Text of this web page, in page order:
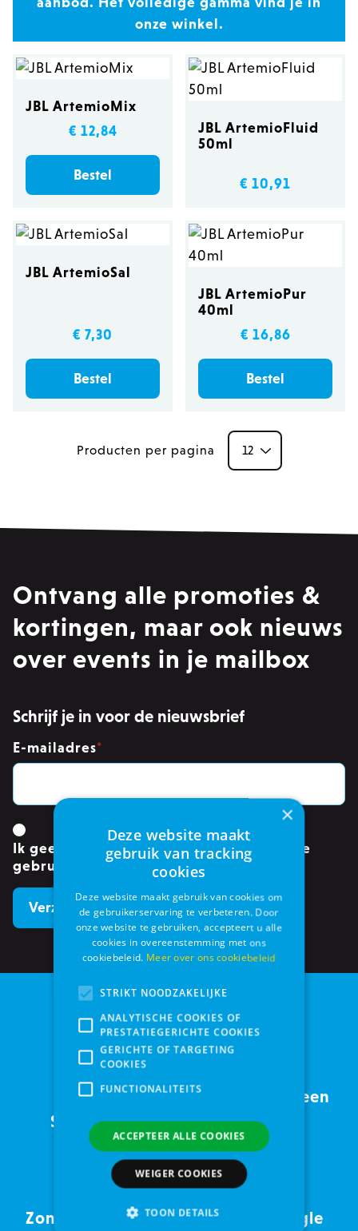
onze winkel.
JBL ArtemioMix
€ 12,84
Bestel
JBL ArtemioFluid
50ml
€ 10,91
JBL ArtemioSal
€ 7,30
Bestel
JBL ArtemioPur
40ml
€ 16,86
Bestel
Producten per pagina
Ontvang alle promoties &
kortingen, maar ook nieuws
over events in je mailbox
Schrijf je in voor de nieuwsbrief
E-mailadres*
Ik geef toestemming om mijn gegevens te
gebruiken.
Sinds 2005
Service met een
glimlach
Zondag open tot
4,5 op Google
×
Deze website maakt
gebruik van tracking
cookies
Deze website maakt gebruik van cookies om
de gebruikerservaring te verbeteren. Door
onze website te gebruiken, accepteert u alle
cookies in overeenstemming met ons
cookiebeleid. Meer over ons cookiebeleid
STRIKT NOODZAKELIJKE
ANALYTISCHE COOKIES OF
PRESTATIEGERICHTE COOKIES
GERICHTE OF TARGETING
COOKIES
FUNCTIONALITEITS
ACCEPTEER ALLE COOKIES
WEIGER COOKIES
TOON DETAILS